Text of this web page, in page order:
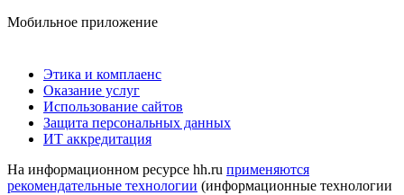
Мобильное приложение
Этика и комплаенс
Оказание услуг
Использование сайтов
Защита персональных данных
ИТ аккредитация
На информационном ресурсе hh.ru применяются
рекомендательные технологии (информационные технологии